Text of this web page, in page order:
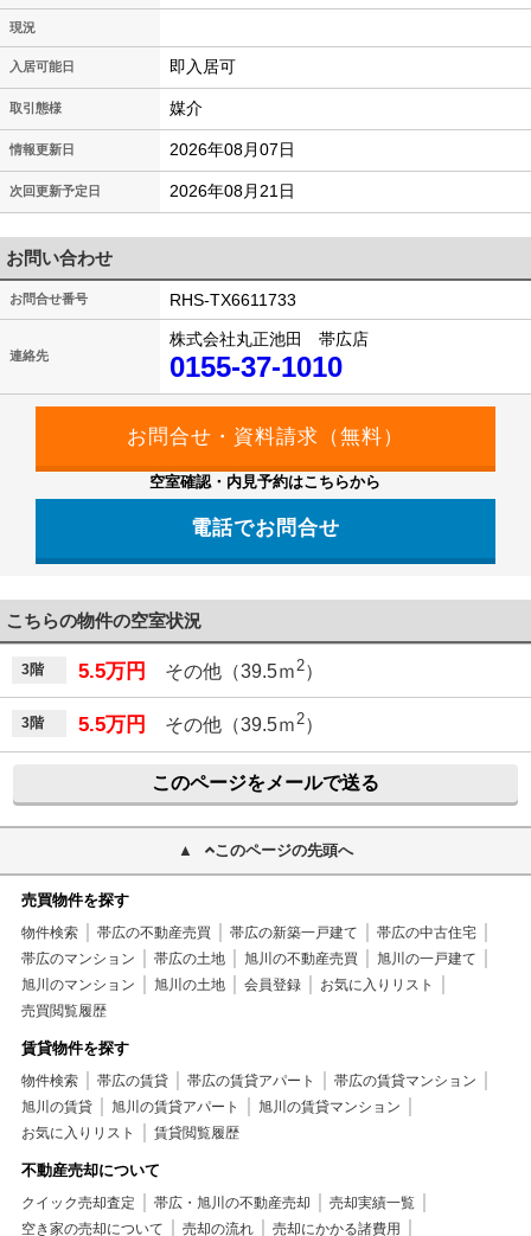
現況
入居可能日 即入居可
取引態様 媒介
情報更新日 2026年08月07日
次回更新予定日 2026年08月21日
お問い合わせ
お問合せ番号 RHS-TX6611733
連絡先
株式会社丸正池田 帯広店
0155-37-1010
空室確認・内見予約はこちらから
電話でお問合せ
こちらの物件の空室状況
3階 5.5万円 その他（39.5ｍ2）
3階 5.5万円 その他（39.5ｍ2）
このページをメールで送る
このページの先頭へ
売買物件を探す
物件検索 帯広の不動産売買 帯広の新築一戸建て
帯広の中古住宅
帯広のマンション
帯広の土地 旭川の不動産売買
旭川の一戸建て
旭川のマンション
旭川の土地 会員登録
お気に入りリスト
売買閲覧履歴
賃貸物件を探す
物件検索 帯広の賃貸 帯広の賃貸アパート
帯広の賃貸マンション
旭川の賃貸
旭川の賃貸アパート
旭川の賃貸マンション
お気に入りリスト
賃貸閲覧履歴
不動産売却について
クイック売却査定 帯広・旭川の不動産売却
売却実績一覧
空き家の売却について
売却の流れ 売却にかかる諸費用